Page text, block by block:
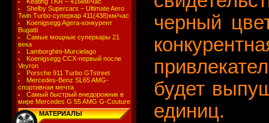
Shelby Supercars – Ultimate Aero
Twin Turbo-суперкар 411(438)км/час
Koenigsegg Agera-конкурент
Bugatti
Самые мощные суперкары 21
века
Lamborghini-Murcielago
Koenigsegg CCX-первый после
Veyron
Porsche 911 Turbo GTstreet
Mercedes-Benz SL65 AMG-
спортивная мечта
Самый быстрый внедорожник в
мире Mercedes G 55 AMG G-Couture
МАТЕРИАЛЫ
черный
будет
единиц.